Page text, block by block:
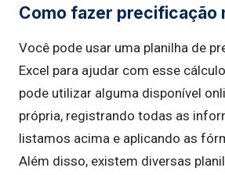
Como fazer precificação
Você pode usar uma planilha de
Excel para ajudar com esse
pode utilizar alguma disponível
própria, registrando todas as
listamos acima e aplicando as
Além disso, existem diversas